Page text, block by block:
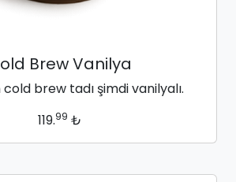
Brew Vanilya
brew tadı şimdi vanilyalı.
119.99 ₺